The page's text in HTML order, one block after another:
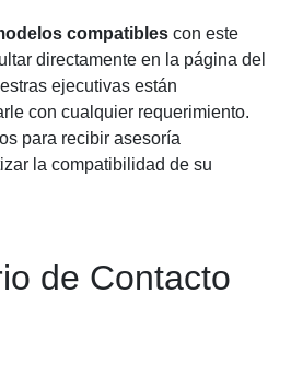
compatibles con este
directamente en la página del
ejecutivas están
con cualquier requerimiento.
para recibir asesoría
la compatibilidad de su
de Contacto